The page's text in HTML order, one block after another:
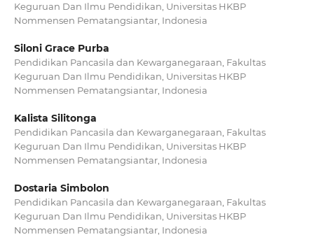
Keguruan Dan Ilmu Pendidikan, Universitas HKBP
Nommensen Pematangsiantar, Indonesia
Siloni Grace Purba
Pendidikan Pancasila dan Kewarganegaraan, Fakultas
Keguruan Dan Ilmu Pendidikan, Universitas HKBP
Nommensen Pematangsiantar, Indonesia
Kalista Silitonga
Pendidikan Pancasila dan Kewarganegaraan, Fakultas
Keguruan Dan Ilmu Pendidikan, Universitas HKBP
Nommensen Pematangsiantar, Indonesia
Dostaria Simbolon
Pendidikan Pancasila dan Kewarganegaraan, Fakultas
Keguruan Dan Ilmu Pendidikan, Universitas HKBP
Nommensen Pematangsiantar, Indonesia